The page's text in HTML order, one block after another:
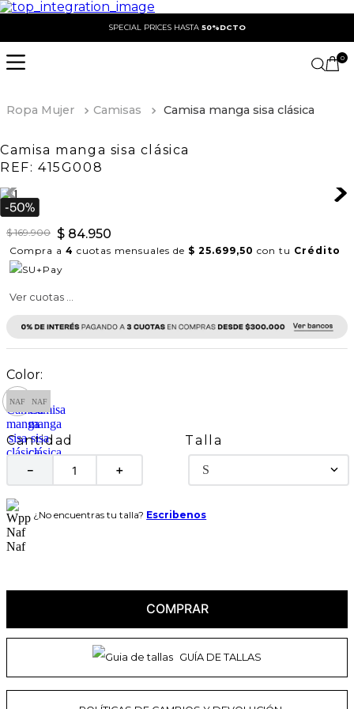
SPECIAL PRICES HASTA 50%DCTO
0
Ropa Mujer Camisas Camisa manga sisa clásica
Camisa manga sisa clásica
REF: 415G008
$ 169.900 $ 84.950
Compra a 4 cuotas mensuales de $ 25.699,50 con tu Crédito
Ver cuotas ...
Cantidad
＋
－
Talla
S
¿No encuentras tu talla? Escribenos
COMPRAR
GUÍA DE TALLAS